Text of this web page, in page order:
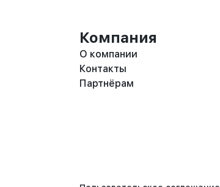
Компания
О компании
Контакты
Партнёрам